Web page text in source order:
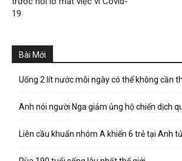
19
Bài Mới
Uống 2 lít nước mỗi ngày có thể không cần
Anh nói người Nga giảm ủng hộ chiến dịch
Liên cầu khuẩn nhóm A khiến 6 trẻ tại Anh